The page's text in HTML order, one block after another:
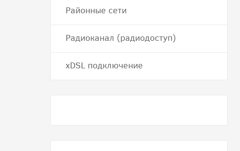
Районные сети
Радиоканал (радиодоступ)
хDSL подключение